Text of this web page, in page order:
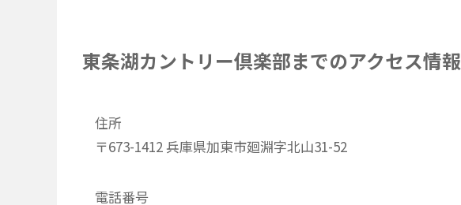
東条湖カントリー倶楽部までのアクセス情報
住所
〒673-1412 兵庫県加東市廻淵字北山31-52
電話番号